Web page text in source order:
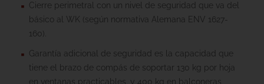
Cierre perimetral con un nivel de seguridad que va del
básico al WK (según normativa Alemana ENV 1627-
160).
Garantía adicional de seguridad es la capacidad que
tiene el brazo de compás de soportar 130 kg por hoja
en ventanas practicables, y 400 kg en balconeras